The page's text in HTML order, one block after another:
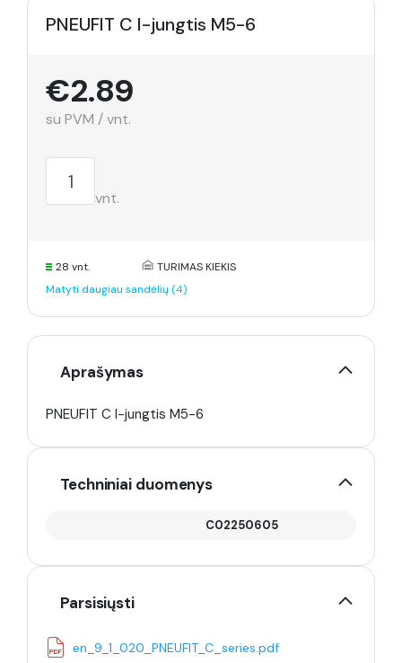
PNEUFIT C I-jungtis M5-6
€2.89
su PVM / vnt.
vnt.
28 vnt.
TURIMAS KIEKIS
Matyti daugiau sandėlių (4)
Aprašymas
PNEUFIT C I-jungtis M5-6
Techniniai duomenys
C02250605
Parsisiųsti
en_9_1_020_PNEUFIT_C_series.pdf